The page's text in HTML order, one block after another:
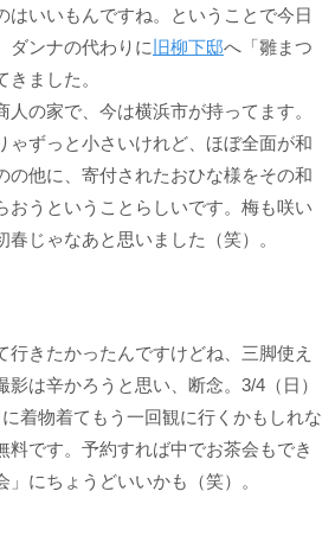
はいいもんですね。ということで今日
ダンナの代わりに 旧柳下邸へ「雛まつ
ました。
の家で、今は横浜市が持ってます。
ゃずっと小さいけれど、ほぼ全面が和
の他に、寄付されたおひな様をその和
おうということらしいです。梅も咲い
じゃなあと思いました（笑）。
行きたかったんですけどね、三脚使え
は辛かろうと思い、断念。3/4（日）
着物着てもう一回観に行くかもしれな
料です。予約すれば中でお茶会もでき
にちょうどいいかも（笑）。